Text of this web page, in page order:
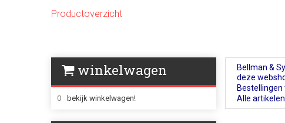
Productoverzicht
winkelwagen
0 bekijk winkelwagen!
Bellman &
deze
Bestellingen
Alle